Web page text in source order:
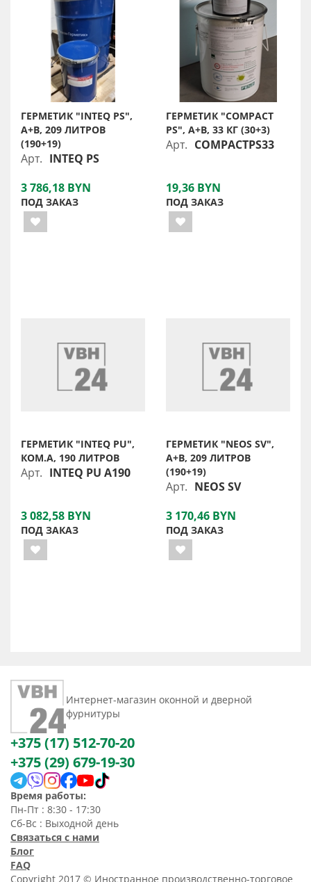
ГЕРМЕТИК "INTEQ PS",
A+B, 209 ЛИТРОВ
(190+19)
Арт. INTEQ PS
3 786,18 BYN
ПОД ЗАКАЗ
ГЕРМЕТИК "COMPACT
PS", A+B, 33 КГ (30+3)
Арт. COMPACTPS33
19,36 BYN
ПОД ЗАКАЗ
ГЕРМЕТИК "INTEQ PU",
КОМ.A, 190 ЛИТРОВ
Арт. INTEQ PU A190
3 082,58 BYN
ПОД ЗАКАЗ
ГЕРМЕТИК "NEOS SV",
A+B, 209 ЛИТРОВ
(190+19)
Арт. NEOS SV
3 170,46 BYN
ПОД ЗАКАЗ
Интернет-магазин оконной и дверной
фурнитуры
+375 (17) 512-70-20
+375 (29) 679-19-30
Время работы:
Пн-Пт : 8:30 - 17:30
Сб-Вс : Выходной день
Связаться с нами
Блог
FAQ
Copyright 2017 © Иностранное производственно-торговое